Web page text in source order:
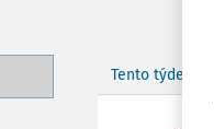
Tento týden